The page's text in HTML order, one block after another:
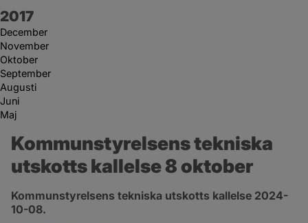
År:
2017
December
November
Oktober
September
Augusti
Juni
Maj
Kommunstyrelsens tekniska
utskotts kallelse 8 oktober
Kommunstyrelsens tekniska utskotts kallelse 2024-
10-08.